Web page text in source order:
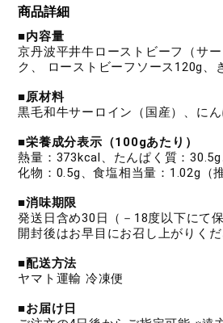
商品詳細
■内容量
京丹波平井牛ローストビーフ（サ
ク、 ローストビーフソース120g、
■原材料
黒毛和牛サーロイン（国産）、に
■栄養成分表示（100gあたり）
熱量：373kcal、たんぱく質：
化物：0.5g、食塩相当量：1.02g（
■消味期限
発送日含め30日（－18度以下にて
開封後はお早目にお召し上がりくだ
■配送方法
ヤマト運輸 冷凍便
■お届け日